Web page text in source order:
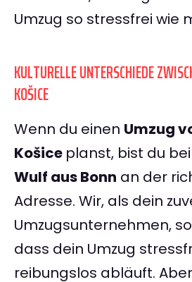
Umzug so stressfrei wie
KULTURELLE UNTERSCHIEDE
KOŠICE
Wenn du einen Umzug
Košice planst, bist du bei
Wulf aus Bonn an der
Adresse. Wir, als dein
Umzugsunternehmen,
dass dein Umzug
reibungslos abläuft.